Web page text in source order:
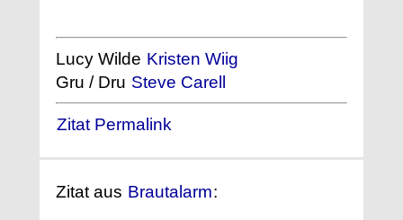
Lucy Wilde Kristen Wiig
Gru / Dru Steve Carell
Zitat Permalink
Zitat aus Brautalarm: